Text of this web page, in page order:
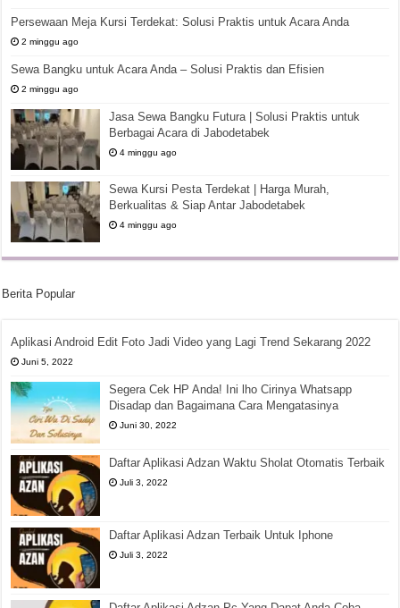
Persewaan Meja Kursi Terdekat: Solusi Praktis untuk Acara Anda
2 minggu ago
Sewa Bangku untuk Acara Anda – Solusi Praktis dan Efisien
2 minggu ago
Jasa Sewa Bangku Futura | Solusi Praktis untuk
Berbagai Acara di Jabodetabek
4 minggu ago
Sewa Kursi Pesta Terdekat | Harga Murah,
Berkualitas & Siap Antar Jabodetabek
4 minggu ago
Berita Popular
Aplikasi Android Edit Foto Jadi Video yang Lagi Trend Sekarang 2022
Juni 5, 2022
Segera Cek HP Anda! Ini lho Cirinya Whatsapp
Disadap dan Bagaimana Cara Mengatasinya
Juni 30, 2022
Daftar Aplikasi Adzan Waktu Sholat Otomatis Terbaik
Juli 3, 2022
Daftar Aplikasi Adzan Terbaik Untuk Iphone
Juli 3, 2022